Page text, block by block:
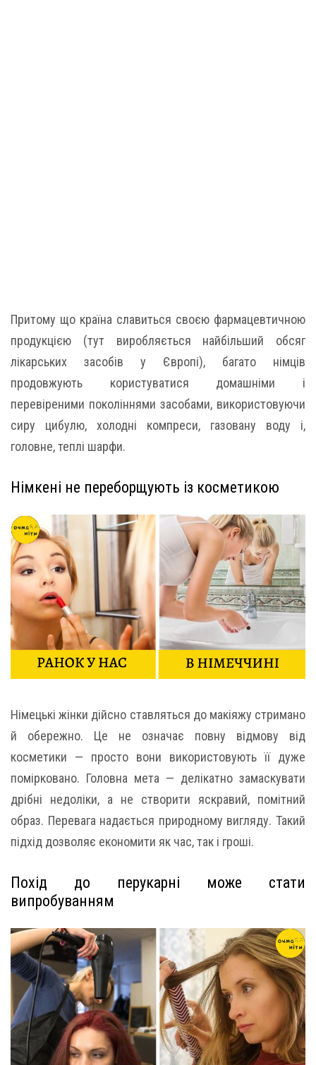
Притому що країна славиться своєю фармацевтичною
продукцією (тут виробляється найбільший обсяг
лікарських засобів у Європі), багато німців
продовжують користуватися домашніми і
перевіреними поколіннями засобами, використовуючи
сиру цибулю, холодні компреси, газовану воду і,
головне, теплі шарфи.
Німкені не переборщують із косметикою
Німецькі жінки дійсно ставляться до макіяжу стримано
й обережно. Це не означає повну відмову від
косметики — просто вони використовують її дуже
помірковано. Головна мета — делікатно замаскувати
дрібні недоліки, а не створити яскравий, помітний
образ. Перевага надається природному вигляду. Такий
підхід дозволяє економити як час, так і гроші.
Похід до перукарні може стати
випробуванням